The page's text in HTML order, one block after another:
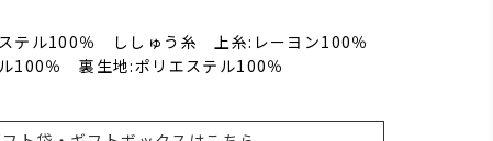
テル100％ ししゅう糸 上糸:レーヨン100％
100％ 裏生地:ポリエステル100％